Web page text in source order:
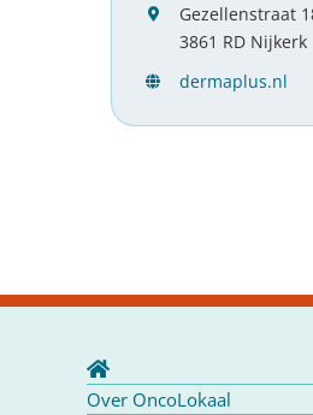
Gezellenstraat
3861 RD Nijkerk
dermaplus.nl
Over OncoLokaal